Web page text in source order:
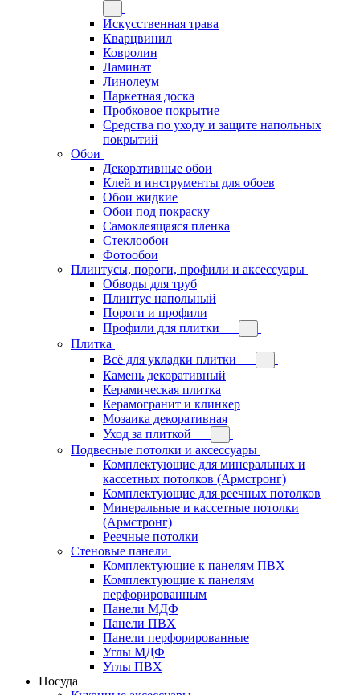
Искусственная трава
Кварцвинил
Ковролин
Ламинат
Линолеум
Паркетная доска
Пробковое покрытие
Средства по уходу и защите напольных
покрытий
Обои
Декоративные обои
Клей и инструменты для обоев
Обои жидкие
Обои под покраску
Самоклеящаяся пленка
Стеклообои
Фотообои
Плинтусы, пороги, профили и аксессуары
Обводы для труб
Плинтус напольный
Пороги и профили
Профили для плитки
Плитка
Всё для укладки плитки
Камень декоративный
Керамическая плитка
Керамогранит и клинкер
Мозаика декоративная
Уход за плиткой
Подвесные потолки и аксессуары
Комплектующие для минеральных и
кассетных потолков (Армстронг)
Комплектующие для реечных потолков
Минеральные и кассетные потолки
(Армстронг)
Реечные потолки
Стеновые панели
Комплектующие к панелям ПВХ
Комплектующие к панелям
перфорированным
Панели МДФ
Панели ПВХ
Панели перфорированные
Углы МДФ
Углы ПВХ
Посуда